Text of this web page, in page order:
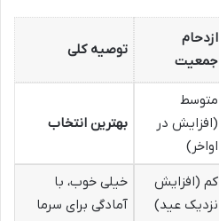
ازدحام
جمعیت
توصیه کلی
متوسط
(افزایش در
اواخر)
بهترین انتخاب
کم (افزایش
نزدیک عید)
خیلی خوب، با
آمادگی برای سرما